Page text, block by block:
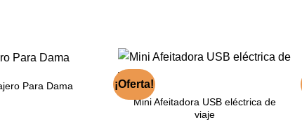
Para Dama ¡Oferta!
Mini Afeitadora USB eléctrica de
viaje